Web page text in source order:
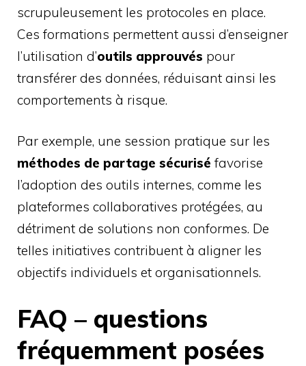
scrupuleusement les protocoles en place.
Ces formations permettent aussi d’enseigner
l’utilisation d’outils approuvés pour
transférer des données, réduisant ainsi les
comportements à risque.
Par exemple, une session pratique sur les
méthodes de partage sécurisé favorise
l’adoption des outils internes, comme les
plateformes collaboratives protégées, au
détriment de solutions non conformes. De
telles initiatives contribuent à aligner les
objectifs individuels et organisationnels.
FAQ – questions
fréquemment posées